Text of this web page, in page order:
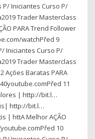
P/ Iniciantes Curso P/
Trader Masterclass
PARA Trend Follower
watchPřed 9
Iniciantes Curso P/
Trader Masterclass
Ações Baratas PARA
11
| http://bit.l…
http://bit.l…
| httA Melhor AÇÃO
10